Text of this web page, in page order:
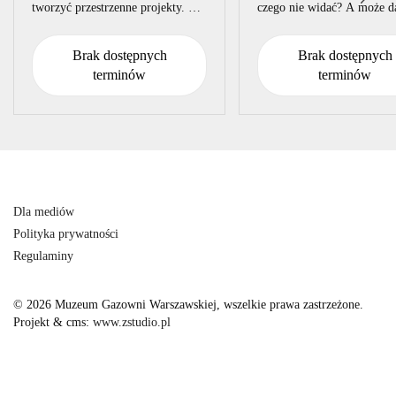
tworzyć przestrzenne projekty. Z
Brak dostępnych
terminów
czego nie widać? A może
Brak dostępnych
terminów
Dla mediów
Polityka prywatności
Regulaminy
© 2026 Muzeum Gazowni Warszawskiej, wszelkie prawa zastrzeżone.
Projekt & cms: www.zstudio.pl